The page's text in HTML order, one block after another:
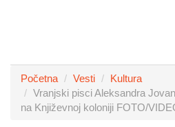
Početna Vesti
Kultura
Vranjski pisci Aleksandra
na Književnoj koloniji FOTO/